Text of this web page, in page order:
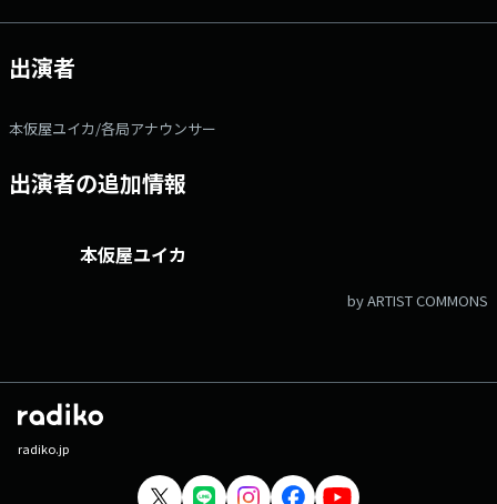
出演者
本仮屋ユイカ/各局アナウンサー
出演者の追加情報
本仮屋ユイカ
by ARTIST COMMONS
radiko.jp